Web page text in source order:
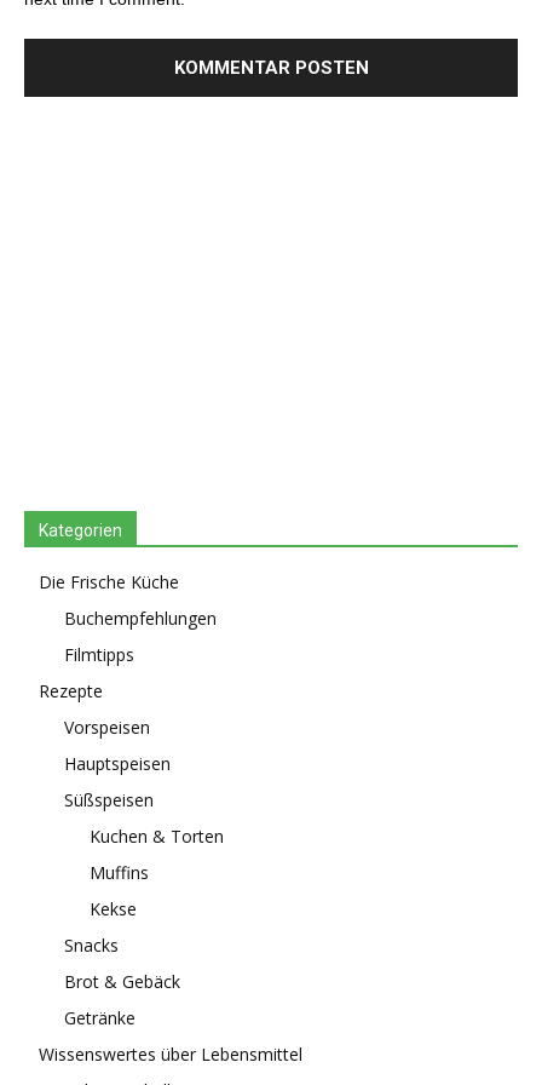
Kategorien
Die Frische Küche
Buchempfehlungen
Filmtipps
Rezepte
Vorspeisen
Hauptspeisen
Süßspeisen
Kuchen & Torten
Muffins
Kekse
Snacks
Brot & Gebäck
Getränke
Wissenswertes über Lebensmittel